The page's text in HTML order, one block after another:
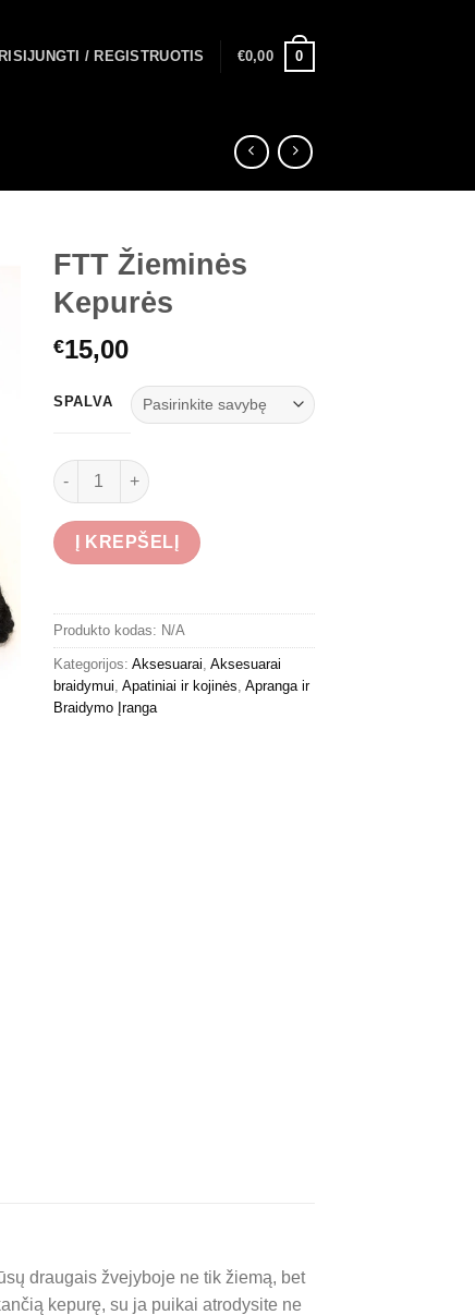
/ REGISTRUOTIS €0,00 0
FTT Žieminės
Kepurės
€15,00
SPALVA
produkto kiekis: FTT Žieminės Kepurės
Į KREPŠELĮ
Produkto kodas: N/A
Kategorijos: Aksesuarai Aksesuarai
braidymui Apatiniai ir kojinės Apranga ir
Braidymo Įranga
draugais žvejyboje ne tik žiemą, bet
kepurę, su ja puikai atrodysite ne